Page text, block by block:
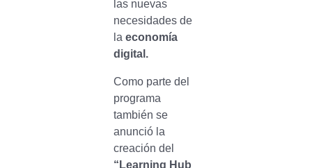
las nuevas
necesidades de
la economía
digital.
Como parte del
programa
también se
anunció la
creación del
“Learning Hub